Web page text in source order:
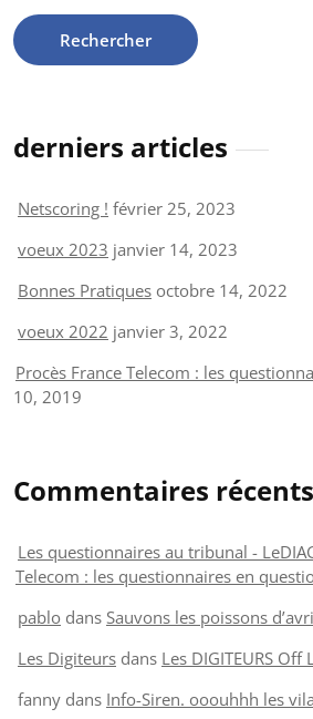
derniers articles
Netscoring ! février 25, 2023
voeux 2023 janvier 14, 2023
Bonnes Pratiques octobre 14, 2022
voeux 2022 janvier 3, 2022
Procès France Telecom : les
10, 2019
Commentaires récents
Les questionnaires au tribunal -
Telecom : les questionnaires en
pablo dans Sauvons les poissons
Les Digiteurs dans Les DIGITEURS Off
fanny dans Info-Siren. ooouhhh les